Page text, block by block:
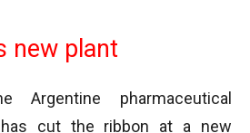
new plant
Argentine pharmaceutical
has cut the ribbon at a new